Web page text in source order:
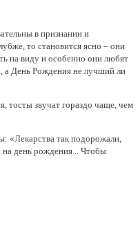
в признании и
то становится ясно – они
на виду и особенно они любят
а День Рождения не лучший ли
тосты звучат гораздо чаще, чем
«Лекарства так подорожали,
на день рождения... Чтобы